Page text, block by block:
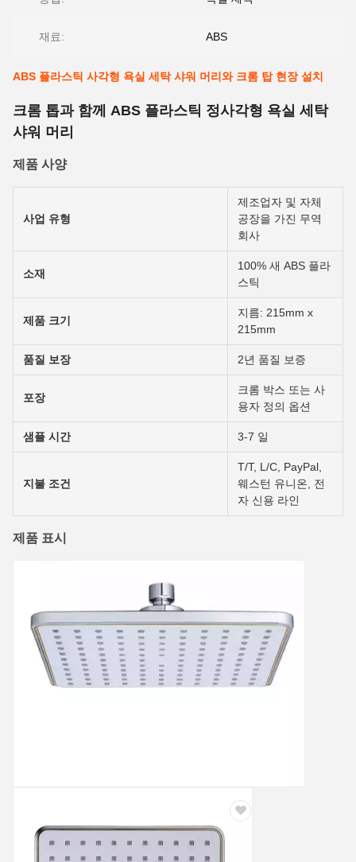
재료: ABS
ABS 플라스틱 사각형 욕실 세탁 샤워 머리와 크롬 탑 현장 설치
크롬 톱과 함께 ABS 플라스틱 정사각형 욕실 세탁
샤워 머리
제품 사양
사업 유형
제조업자 및 자체
공장을 가진 무역
회사
소재
100% 새 ABS 플라
스틱
제품 크기
지름: 215mm x
215mm
품질 보장 2년 품질 보증
포장
크롬 박스 또는 사
용자 정의 옵션
샘플 시간 3-7 일
지불 조건
T/T, L/C, PayPal,
웨스턴 유니온, 전
자 신용 라인
제품 표시